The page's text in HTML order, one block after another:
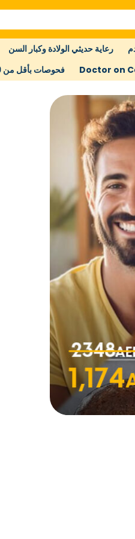
رعاية حديثي الولادة وكبار السن
Doctor on فحوصات بأقل من 99 درهماً